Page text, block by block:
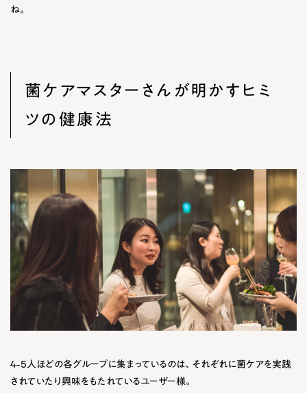
ね。
菌ケアマスターさんが明かすヒミ
ツの健康法
4-5人ほどの各グループに集まっているのは、それぞれに菌ケアを実践
されていたり興味をもたれているユーザー様。